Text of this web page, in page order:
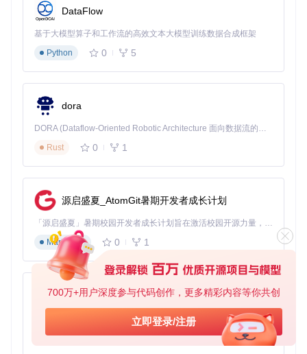
700万+用户深度参与代码创作，更多精彩内容等你共创
立即登录/注册
活失败或系统异常。
点击展开激活命令
根据系统环境选择合适的脚本文件：
IAS(汉化)_utf8.cmd
右键点击选定的脚本文件，选择"以管理员身份运行"
在弹出的界面中，根据需求选择相应功能：
永久激活：一键完成软件永久激活，解锁全部功能
试用期冻结：重置30天试用期，持续享受完整功能
状态重置：清理激活痕迹，重新开始激活流程
验证阶段
激活完成后，重启软件检查授权状态
可通过软件"帮助"菜单中的"关于"选项查看授权信息
如发现授权未生效，可尝试使用"状态重置"功能后重新激
活
💡 定期备份激活工具，以防止系统重装后需要重新获取
DataFlow
基于大模型算子和工作流的高效文本大模型训练数据合成框架
Python
0 5
dora
DORA (Dataflow-Oriented Robotic Architecture 面向数据流的机器人架构) 是为 AI 与具身智能机器人打造的高性能开发框架，以数据流范式重构开发逻辑，原生支持分布式部署与端边云协同 —— 无需复杂适配，即可实现一体端到端具身大小脑、VLA等模型部署，无缝衔接感知、推理、控制全链路，让 AI 能力与机器人动作深度融合。 依托 Rust 内核与零拷贝通信技术，它将具身大小脑、VLA等模型推理、多模态数据融合延迟压缩至微秒级，同时兼容 ROS2 生态与国产 AI 芯片，彻底降低具身智能机器人的开发门槛，让分布式部署下的 AI 赋能创新更高效、更灵活。
Rust
0 1
源启盛夏_AtomGit暑期开发者成长计划
「源启盛夏」暑期校园开发者成长计划旨在激活校园开源力量，通过积分激励、认证扶持、资源倾斜等形式，引导高校组织和开发者完成「入驻 — 建项目 — 做贡献 — 获认证 — 得资源」的完整闭环。无论你是想带领社团入驻平台的组织者，还是希望用代码贡献证明自己的开发者，都能在这里找到属于你的成长路径。
Markdown
0 1
py-xiaozhi
基于Python的Xiaozhi AI，适用于想要完整Xiaozhi体验而无需拥有专用硬件的用户。
Python
0 1